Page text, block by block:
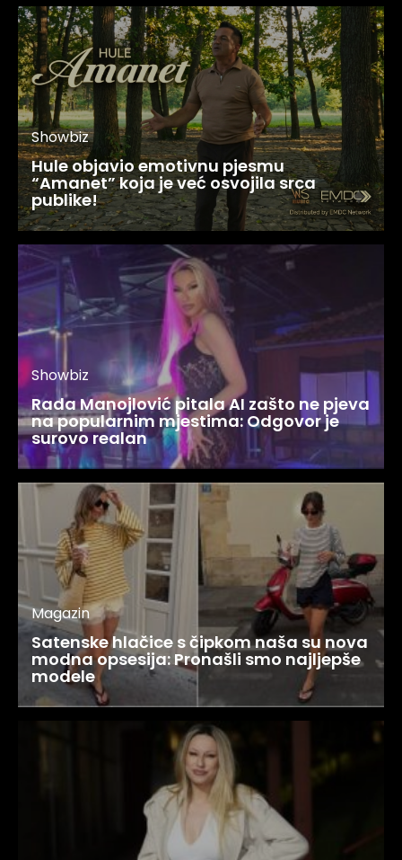
Showbiz
Hule objavio emotivnu pjesmu
“Amanet” koja je već osvojila srca
publike!
Showbiz
Rada Manojlović pitala AI zašto ne pjeva
na popularnim mjestima: Odgovor je
surovo realan
Magazin
Satenske hlačice s čipkom naša su nova
modna opsesija: Pronašli smo najljepše
modele